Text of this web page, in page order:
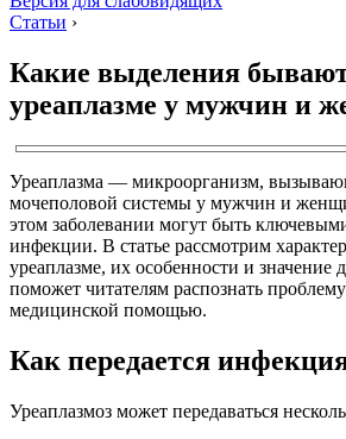
Статьи ›
Какие выделения
уреаплазме у мужчин и
Уреаплазма — микроорганизм,
мочеполовой системы у мужчин и
этом заболевании могут быть
инфекции. В статье рассмотрим
уреаплазме, их особенности и значение
поможет читателям распознать проблему
медицинской помощью.
Как передается
Уреаплазмоз может передаваться